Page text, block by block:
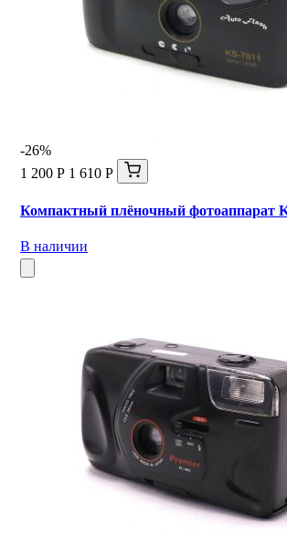
-26%
1 200 Р 1 610 Р
Компактный плёночный фотоаппарат
В наличии